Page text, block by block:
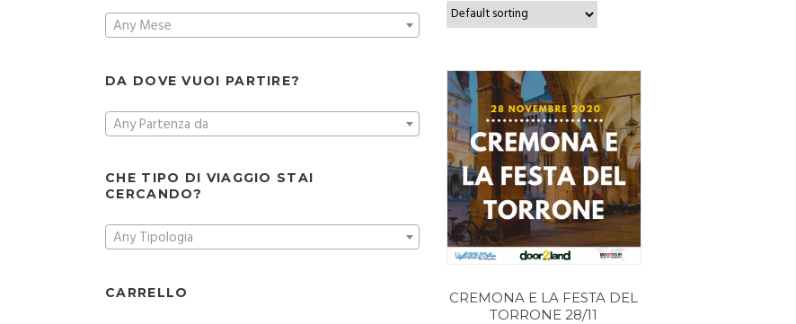
Any Mese
DA DOVE VUOI PARTIRE?
Any Partenza da
CHE TIPO DI VIAGGIO STAI
CERCANDO?
Any Tipologia
CARRELLO
CREMONA E LA FESTA DEL
TORRONE 28/11